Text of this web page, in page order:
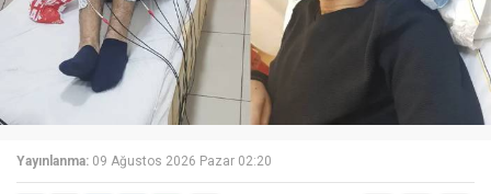
Yayınlanma: 09 Ağustos 2026 Pazar 02:20